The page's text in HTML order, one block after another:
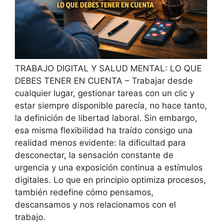
TRABAJO DIGITAL Y SALUD MENTAL: LO QUE
DEBES TENER EN CUENTA – Trabajar desde
cualquier lugar, gestionar tareas con un clic y
estar siempre disponible parecía, no hace tanto,
la definición de libertad laboral. Sin embargo,
esa misma flexibilidad ha traído consigo una
realidad menos evidente: la dificultad para
desconectar, la sensación constante de
urgencia y una exposición continua a estímulos
digitales. Lo que en principio optimiza procesos,
también redefine cómo pensamos,
descansamos y nos relacionamos con el
trabajo.